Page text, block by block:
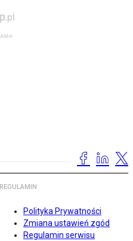
REGULAMIN
Polityka Prywatności
Zmiana ustawień zgód
Regulamin serwisu